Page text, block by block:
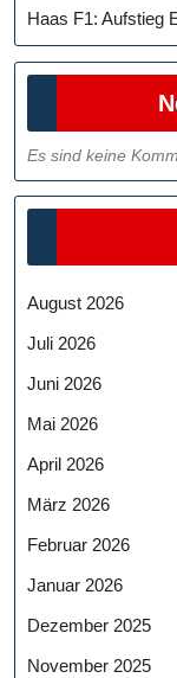
Haas F1: Aufstieg
Es sind keine
August 2026
Juli 2026
Juni 2026
Mai 2026
April 2026
März 2026
Februar 2026
Januar 2026
Dezember 2025
November 2025